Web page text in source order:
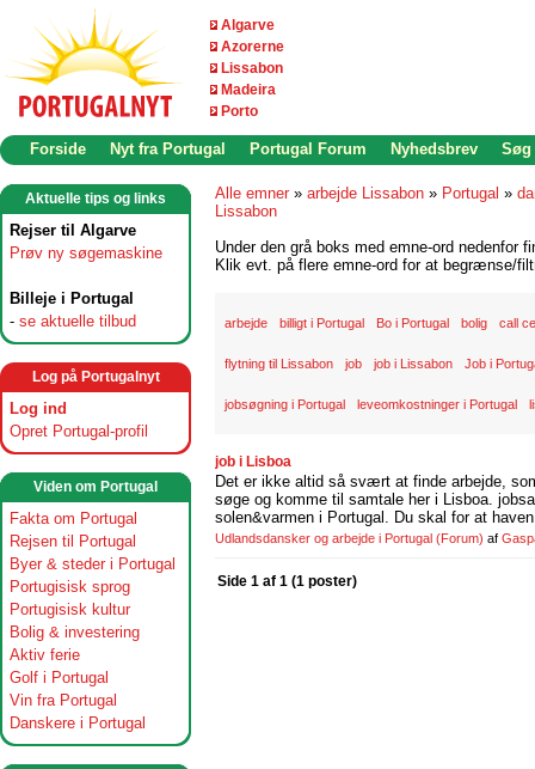
Algarve
Azorerne
Lissabon
Madeira
Porto
Forside Nyt fra Portugal Portugal Forum Nyhedsbrev Søg
Aktuelle tips og links
Rejser til Algarve
Prøv ny søgemaskine
Billeje i Portugal
- se aktuelle tilbud
Log på Portugalnyt
Log ind
Opret Portugal-profil
Viden om Portugal
Fakta om Portugal
Rejsen til Portugal
Byer & steder i Portugal
Portugisisk sprog
Portugisisk kultur
Bolig & investering
Aktiv ferie
Golf i Portugal
Vin fra Portugal
Danskere i Portugal
Alle emner » arbejde Lissabon » Portugal »
Lissabon
Under den grå boks med emne-ord nedenfor
Klik evt. på flere emne-ord for at begrænse/
arbejde billigt i Portugal Bo i Portugal bolig call
flytning til Lissabon job job i Lissabon Job i
jobsøgning i Portugal leveomkostninger i Portugal
job i Lisboa
Det er ikke altid så svært at finde arbejde,
søge og komme til samtale her i Lisboa.
solen&varmen i Portugal. Du skal for at
Udlandsdansker og arbejde i Portugal (Forum) af
Side 1 af 1 (1 poster)